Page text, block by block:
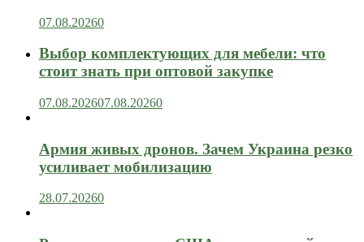
07.08.20260
Выбор комплектующих для мебели: что
стоит знать при оптовой закупке
07.08.202607.08.20260
Армия живых дронов. Зачем Украина резко
усиливает мобилизацию
28.07.20260